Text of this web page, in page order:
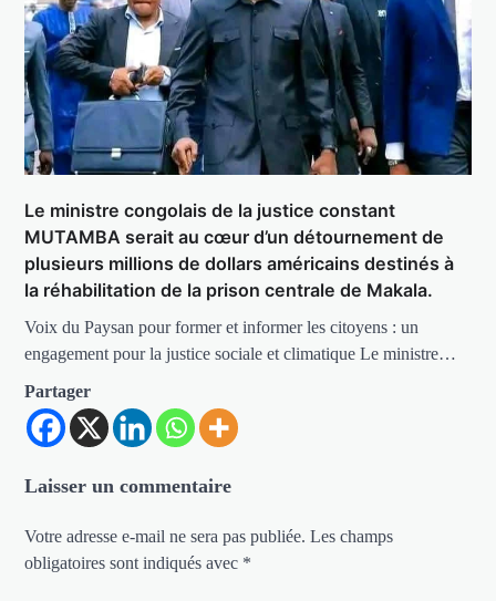
Le ministre congolais de la justice constant
MUTAMBA serait au cœur d’un détournement de
plusieurs millions de dollars américains destinés à
la réhabilitation de la prison centrale de Makala.
Voix du Paysan pour former et informer les citoyens : un
engagement pour la justice sociale et climatique Le ministre…
Partager
Laisser un commentaire
Votre adresse e-mail ne sera pas publiée. Les champs
obligatoires sont indiqués avec *